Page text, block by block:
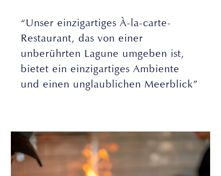
“Unser einzigartiges À-la-carte-
Restaurant, das von einer
unberührten Lagune umgeben ist,
bietet ein einzigartiges Ambiente
und einen unglaublichen Meerblick”